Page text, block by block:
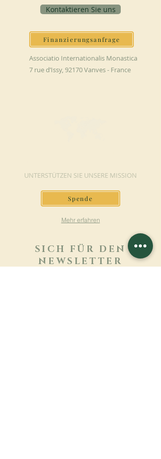
Kontaktieren Sie uns
Finanzierungsanfrage
Associatio Internationalis Monastica
7 rue d’Issy, 92170 Vanves - France
UNTERSTÜTZEN SIE UNSERE MISSION
Spende
Mehr erfahren
SICH FÜR DEN
NEWSLETTER